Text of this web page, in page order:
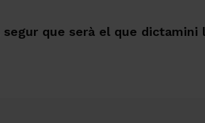
segur que serà el que dictamini